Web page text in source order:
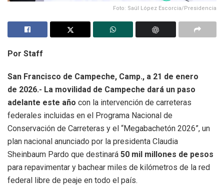
Foto: Saúl López Escorcia/Presidencia
Por Staff
San Francisco de Campeche, Camp., a 21 de enero
de 2026.- La movilidad de Campeche dará un paso
adelante este año con la intervención de carreteras
federales incluidas en el Programa Nacional de
Conservación de Carreteras y el “Megabachetón 2026”, un
plan nacional anunciado por la presidenta Claudia
Sheinbaum Pardo que destinará 50 mil millones de pesos
para repavimentar y bachear miles de kilómetros de la red
federal libre de peaje en todo el país.